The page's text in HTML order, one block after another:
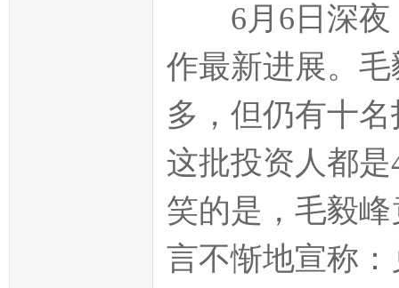
6月6日深夜
作最新进展。
多，但仍有十
这批投资人都
笑的是，毛毅
言不惭地宣称